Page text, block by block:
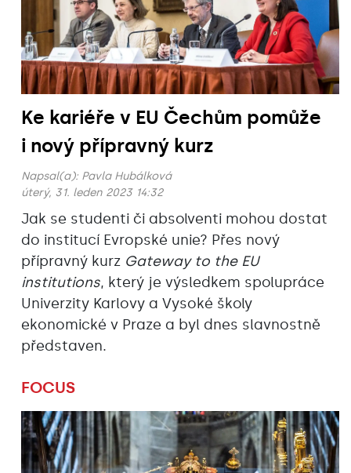
Ke kariéře v EU Čechům pomůže
i nový přípravný kurz
Napsal(a): Pavla Hubálková
úterý, 31. leden 2023 14:32
Jak se studenti či absolventi mohou dostat
do institucí Evropské unie? Přes nový
přípravný kurz Gateway to the EU
institutions, který je výsledkem spolupráce
Univerzity Karlovy a Vysoké školy
ekonomické v Praze a byl dnes slavnostně
představen.
FOCUS